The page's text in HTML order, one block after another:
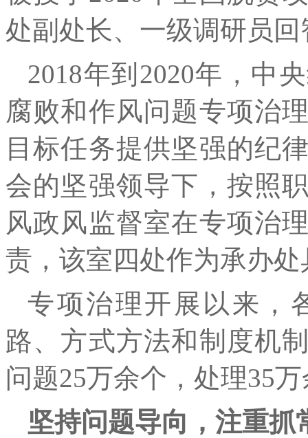
处副处长、一级调研员
2018年到2020年，中
腐败和作风问题专项治
目标任务提供坚强的纪
会的坚强领导下，按照
风政风监督室在专项治
责，该室四处作为承办
专项治理开展以来，
路、方式方法和制度机
问题25万余个，处理35
坚持问题导向，注重抓